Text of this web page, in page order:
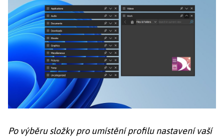
Po výběru složky pro umístění profilu nastavení vaší